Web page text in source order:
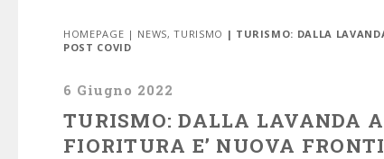
HOMEPAGE | NEWS,TURISMO | TURISMO: DALLA
POST COVID
6 Giugno 2022
TURISMO: DALLA LAVANDA
FIORITURA E’ NUOVA